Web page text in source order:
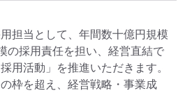
担当として、年間数十億円規模
の採用責任を担い、経営直結で
用活動」を推進いただきます。
枠を超え、経営戦略・事業成